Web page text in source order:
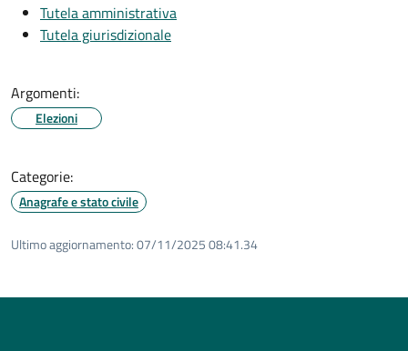
Tutela amministrativa
Tutela giurisdizionale
Argomenti:
Elezioni
Categorie:
Anagrafe e stato civile
Ultimo aggiornamento:07/11/2025 08:41.34